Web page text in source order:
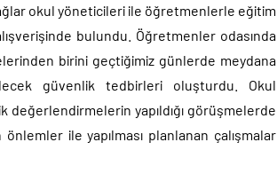
okul yöneticileri ile öğretmenlerle eğitim
bulundu. Öğretmenler odasında
birini geçtiğimiz günlerde meydana
güvenlik tedbirleri oluşturdu. Okul
değerlendirmelerin yapıldığı görüşmelerde
ile yapılması planlanan çalışmalar